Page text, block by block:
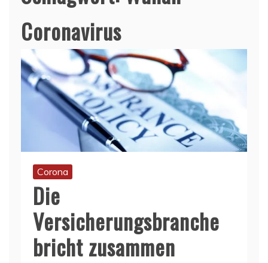
Coronavirus
Corona
Die
Versicherungsbranche
bricht zusammen